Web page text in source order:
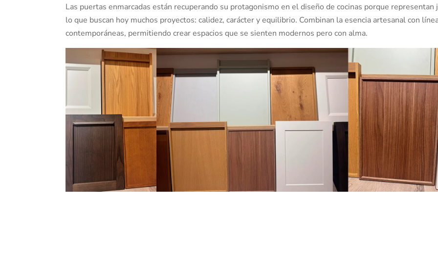
Las puertas enmarcadas están recuperando su protagonismo en el diseño de cocinas porque representan
lo que buscan hoy muchos proyectos: calidez, carácter y equilibrio. Combinan la esencia artesanal con
contemporáneas, permitiendo crear espacios que se sienten modernos pero con alma.